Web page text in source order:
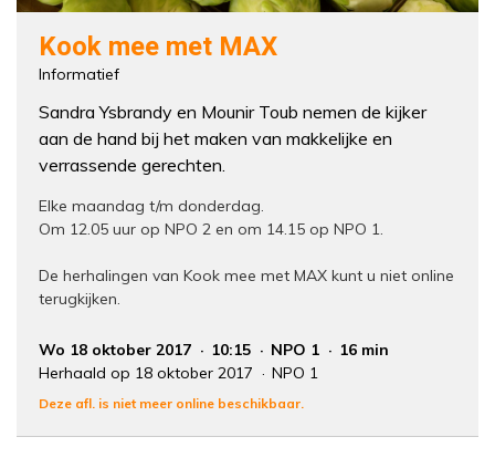
Kook mee met MAX
Informatief
Sandra Ysbrandy en Mounir Toub nemen de kijker
aan de hand bij het maken van makkelijke en
verrassende gerechten.
Elke maandag t/m donderdag.
Om 12.05 uur op NPO 2 en om 14.15 op NPO 1.
De herhalingen van Kook mee met MAX kunt u niet online
terugkijken.
Wo 18 oktober 2017 10:15 NPO 1
16 min
Herhaald op 18 oktober 2017
NPO 1
Deze afl. is niet meer online beschikbaar.